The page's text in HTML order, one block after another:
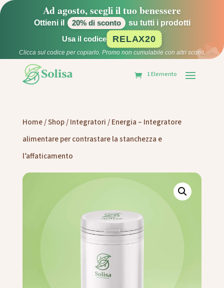
Ad agosto, scegli il tuo benessere
Ottieni il 20% di sconto su tutti i prodotti
Usa il codice RELAX20
Clicca sul codice per copiarlo. Promo non cumulabile con altri sconti.
1 Elemento
Home/Shop/Integratori/ Energia – Integratore
alimentare per contrastare la stanchezza e
l’affaticamento